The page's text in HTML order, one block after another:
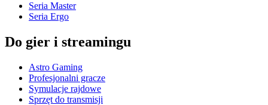
Seria Master
Seria Ergo
Do gier i streamingu
Astro Gaming
Profesjonalni gracze
Symulacje rajdowe
Sprzęt do transmisji